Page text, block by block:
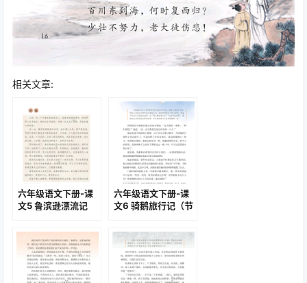
相关文章:
六年级语文下册-课
文5 鲁滨逊漂流记
六年级语文下册-课
文6 骑鹅旅行记（节